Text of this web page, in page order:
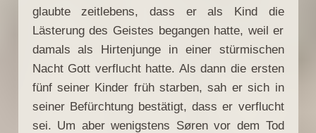
glaubte zeitlebens, dass er als Kind die
Lästerung des Geistes begangen hatte, weil er
damals als Hirtenjunge in einer stürmischen
Nacht Gott verflucht hatte. Als dann die ersten
fünf seiner Kinder früh starben, sah er sich in
seiner Befürchtung bestätigt, dass er verflucht
sei. Um aber wenigstens Søren vor dem Tod